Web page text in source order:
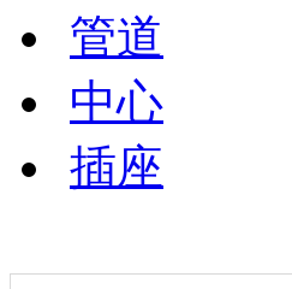
管道
中心
插座